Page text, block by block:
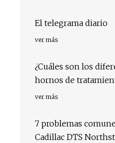
El telegrama diario
ver más
¿Cuáles son los
hornos de
ver más
7 problemas
Cadillac DTS